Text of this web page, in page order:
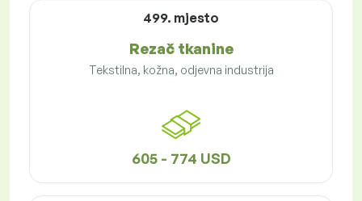
499. mjesto
Rezač tkanine
Tekstilna, kožna, odjevna industrija
605 - 774 USD